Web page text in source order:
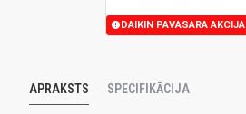
DAIKIN PAVASARA AKCIJA
APRAKSTS SPECIFIKĀCIJA